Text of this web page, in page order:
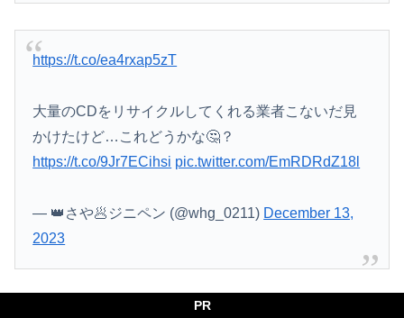
https://t.co/ea4rxap5zT
大量のCDをリサイクルしてくれる業者こないだ見
かけたけど…これどうかな🤔？
https://t.co/9Jr7ECihsi pic.twitter.com/EmRDRdZ18l
— 👑さや🥟ジニペン (@whg_0211) December 13,
2023
PR